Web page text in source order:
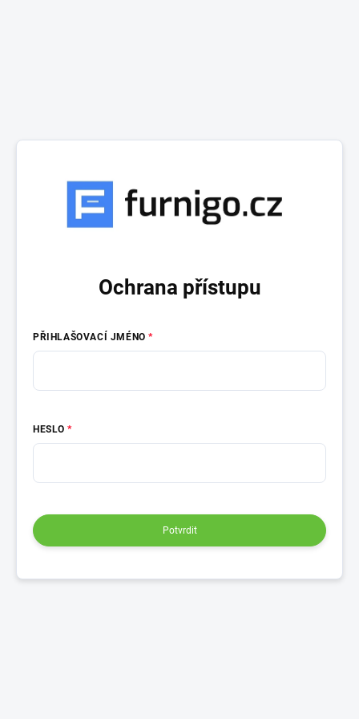
Ochrana přístupu
PŘIHLAŠOVACÍ JMÉNO
HESLO
Potvrdit